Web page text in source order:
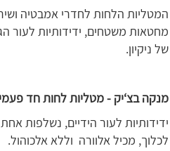
המטליות הלחות לחדרי אמבטיה
מחטאות משטחים, ידידותיות לעור
של ניקיון.
מנקה בצ‘יק - מטליות לחות חד
ידידותיות לעור הידיים, נשלפות
לכלוך, מכיל אלוורה וללא אלכוהול.